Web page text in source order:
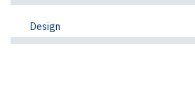
Design